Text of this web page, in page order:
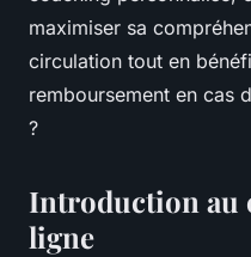
maximiser sa
circulation tout en
remboursement en cas
?
Introduction au
ligne